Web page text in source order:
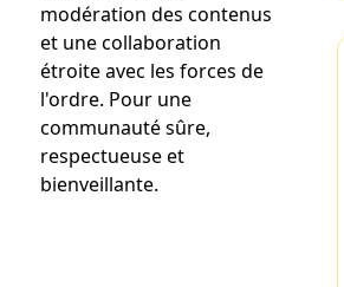
modération des contenus
et une collaboration
étroite avec les forces de
l'ordre. Pour une
communauté sûre,
respectueuse et
bienveillante.